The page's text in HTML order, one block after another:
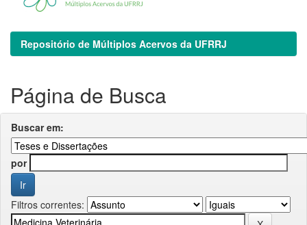
Repositório de Múltiplos Acervos da UFRRJ
Página de Busca
Buscar em:
por
Filtros correntes: